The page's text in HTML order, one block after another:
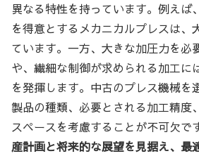
異なる特性を持っています。例えば
を得意とするメカニカルプレスは、
ています。一方、大きな加圧力を必
や、繊細な制御が求められる加工に
を発揮します。中古のプレス機械を
製品の種類、必要とされる加工精度
スペースを考慮することが不可欠で
産計画と将来的な展望を見据え、最